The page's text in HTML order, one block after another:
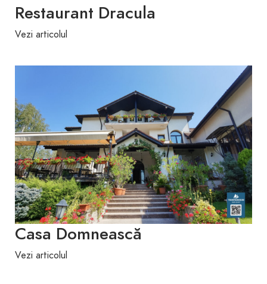
Restaurant Dracula
Vezi articolul
Casa Domnească
Vezi articolul